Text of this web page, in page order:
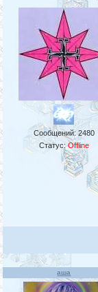
Сообщений:2480
Статус:Offline
аша